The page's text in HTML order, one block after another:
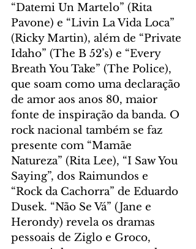
“Datemi Un Martelo” (Rita
Pavone) e “Livin La Vida Loca”
(Ricky Martin), além de “Private
Idaho” (The B 52’s) e “Every
Breath You Take” (The Police),
que soam como uma declaração
de amor aos anos 80, maior
fonte de inspiração da banda. O
rock nacional também se faz
presente com “Mamãe
Natureza” (Rita Lee), “I Saw You
Saying”, dos Raimundos e
“Rock da Cachorra” de Eduardo
Dusek. “Não Se Vá” (Jane e
Herondy) revela os dramas
pessoais de Ziglo e Groco,